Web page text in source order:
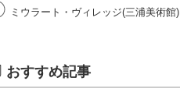
ミウラート・ヴィレッジ(三浦美術館)
おすすめ記事